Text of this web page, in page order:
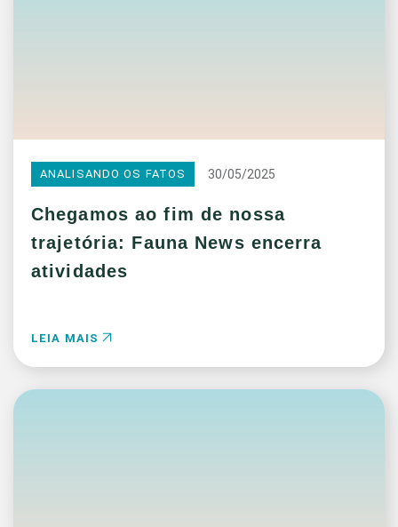
ANALISANDO OS FATOS 30/05/2025
Chegamos ao fim de nossa
trajetória: Fauna News encerra
atividades
LEIA MAIS